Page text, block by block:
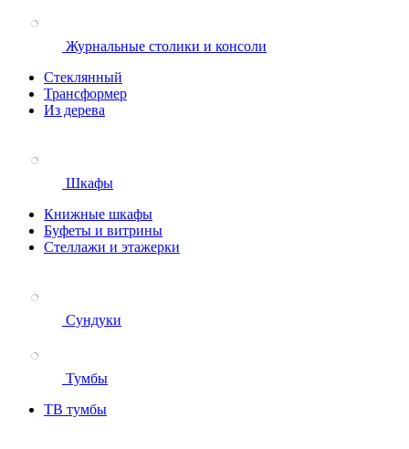
Журнальные столики и консоли
Стеклянный
Трансформер
Из дерева
Шкафы
Книжные шкафы
Буфеты и витрины
Стеллажи и этажерки
Сундуки
Тумбы
ТВ тумбы